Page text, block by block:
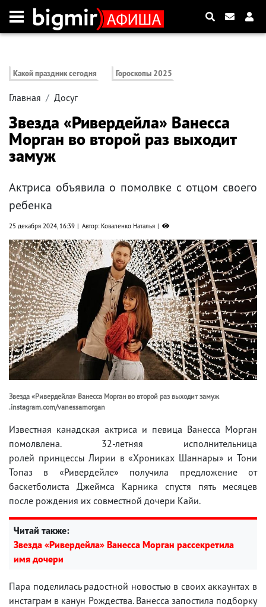
Какой праздник сегодня Гороскопы 2025
Главная Досуг
Звезда «Ривердейла» Ванесса
Морган во второй раз выходит
замуж
Актриса объявила о помолвке с отцом своего
ребенка
25 декабря 2024, 16:39 Автор: Коваленко Наталья
Звезда «Ривердейла» Ванесса Морган во второй раз выходит замуж
.instagram.com/vanessamorgan
Известная канадская актриса и певица Ванесса Морган
помолвлена. 32-летняя исполнительница
ролей принцессы Лирии в «Хрониках Шаннары» и Тони
Топаз в «Ривердейле» получила предложение от
баскетболиста Джеймса Карника спустя пять месяцев
после рождения их совместной дочери Кайи.
Читай также:
Звезда «Ривердейла» Ванесса Морган рассекретила
имя дочери
Пара поделилась радостной новостью в своих аккаунтах в
инстаграм в канун Рождества. Ванесса запостила подборку